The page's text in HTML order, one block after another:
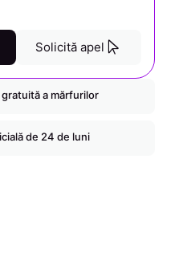
Solicită apel
a mărfurilor
de 24 de luni